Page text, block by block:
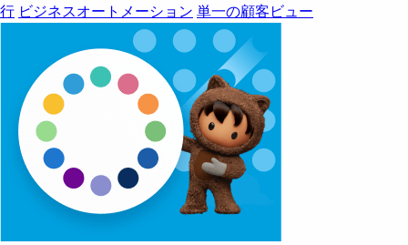
行 ビジネスオートメーション 単一の顧客ビュー